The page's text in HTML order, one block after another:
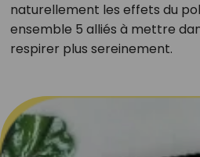
naturellement les effets du
ensemble 5 alliés à mettre
respirer plus sereinement.